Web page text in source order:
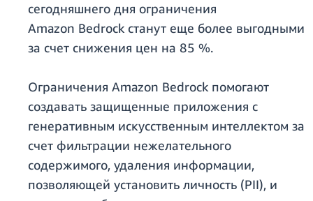
сегодняшнего дня ограничения
Amazon Bedrock станут еще более выгодными
за счет снижения цен на 85 %.
Ограничения Amazon Bedrock помогают
создавать защищенные приложения с
генеративным искусственным интеллектом за
счет фильтрации нежелательного
содержимого, удаления информации,
позволяющей установить личность (PII), и